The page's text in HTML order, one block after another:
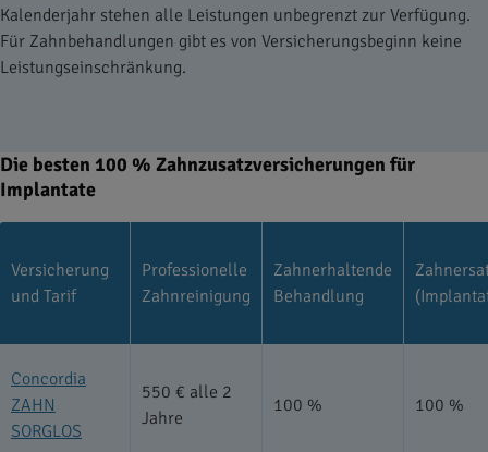
Kalenderjahr stehen alle Leistungen unbegrenzt zur Verfügung.
Für Zahnbehandlungen gibt es von Versicherungsbeginn keine
Leistungseinschränkung.
Die besten 100 % Zahnzusatzversicherungen für
Implantate
Versicherung
und Tarif
Professionelle
Zahnreinigung
Zahnerhaltende
Behandlung
Concordia
ZAHN
SORGLOS
550 € alle 2
Jahre
100 % 100 %